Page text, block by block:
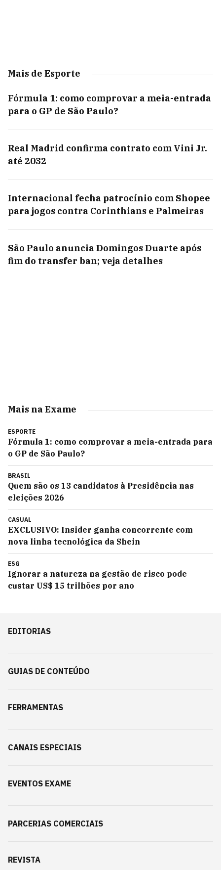
Mais de Esporte
Fórmula 1: como comprovar a meia-entrada
para o GP de São Paulo?
Real Madrid confirma contrato com Vini Jr.
até 2032
Internacional fecha patrocínio com Shopee
para jogos contra Corinthians e Palmeiras
São Paulo anuncia Domingos Duarte após
fim do transfer ban; veja detalhes
Mais na Exame
ESPORTE
Fórmula 1: como comprovar a meia-entrada para
o GP de São Paulo?
BRASIL
Quem são os 13 candidatos à Presidência nas
eleições 2026
CASUAL
EXCLUSIVO: Insider ganha concorrente com
nova linha tecnológica da Shein
ESG
Ignorar a natureza na gestão de risco pode
custar US$ 15 trilhões por ano
EDITORIAS
GUIAS DE CONTEÚDO
FERRAMENTAS
CANAIS ESPECIAIS
EVENTOS EXAME
PARCERIAS COMERCIAIS
REVISTA